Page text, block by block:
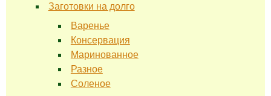
Заготовки на долго
Варенье
Консервация
Маринованное
Разное
Соленое